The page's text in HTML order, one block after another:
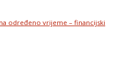
određeno vrijeme – financijski